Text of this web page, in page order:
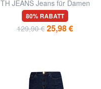
TH JEANS Jeans für Damen
80% RABATT
129,90 € 25,98 €